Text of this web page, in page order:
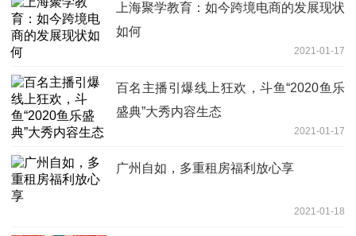
上海聚学教育：如今跨境电商的发展现状
如何
2021-01-17
百名主播引爆线上狂欢，斗鱼“2020鱼乐
盛典”大秀内容生态
2021-01-17
广州自如，多重租房福利放心享
2021-01-18